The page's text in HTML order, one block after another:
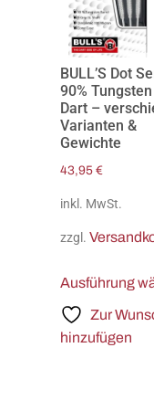
BULL’S Dot
90% Tungsten
Dart –
Varianten &
Gewichte
43,95 €
inkl. MwSt.
zzgl.
Ausführung
Zur
hinzufügen